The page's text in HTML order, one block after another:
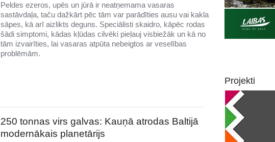
Peldes ezeros, upēs un jūrā ir neatņemama vasaras
sastāvdaļa, taču dažkārt pēc tām var parādīties ausu vai kakla
sāpes, kā arī aizlikts deguns. Speciālisti skaidro, kāpēc rodas
šādi simptomi, kādas kļūdas cilvēki pieļauj visbiežāk un kā no
tām izvairīties, lai vasaras atpūta nebeigtos ar veselības
problēmām.
250 tonnas virs galvas: Kauņā atrodas Baltijā
modernākais planetārijs
Projekti